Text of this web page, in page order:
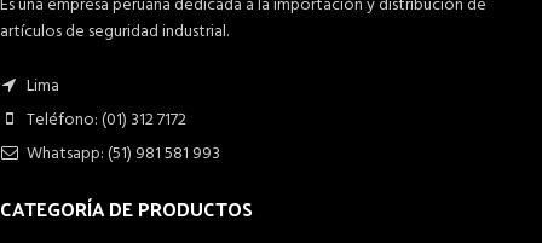
artículos de seguridad industrial.
Lima
Teléfono: (01) 312 7172
Whatsapp: (51) 981 581 993
CATEGORÍA DE PRODUCTOS